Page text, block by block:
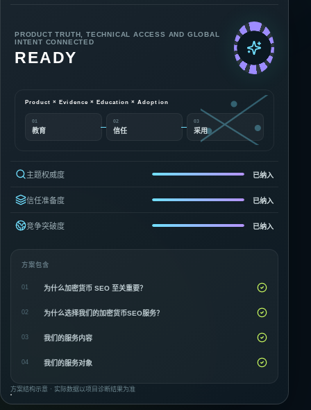
PRODUCT TRUTH, TECHNICAL ACCESS AND GLOBAL
INTENT CONNECTED
READY
Product × Evidence × Education × Adoption
01
教育
02
信任
03
采用
主题权威度 已纳入
信任准备度 已纳入
竞争突破度 已纳入
方案包含
01 为什么加密货币 SEO 至关重要？
02 为什么选择我们的加密货币SEO服务？
03 我们的服务内容
04 我们的服务对象
方案结构示意 · 实际数据以项目诊断结果为准